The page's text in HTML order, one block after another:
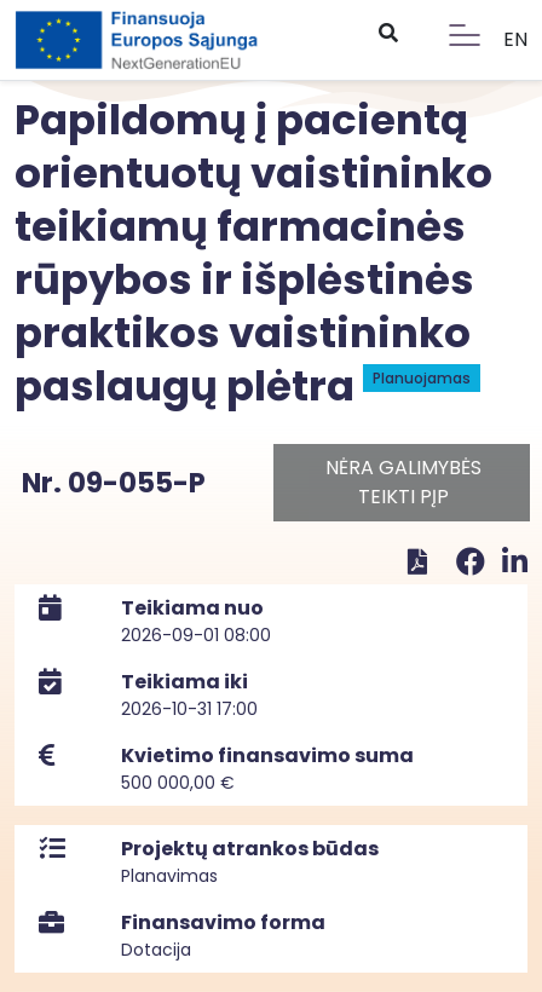
EN
Papildomų į pacientą
orientuotų vaistininko
teikiamų farmacinės
rūpybos ir išplėstinės
praktikos vaistininko
paslaugų plėtra
Planuojamas
Nr. 09-055-P
NĖRA GALIMYBĖS
TEIKTI PĮP
Teikiama nuo
2026-09-01 08:00
Teikiama iki
2026-10-31 17:00
Kvietimo finansavimo suma
500 000,00 €
Projektų atrankos būdas
Planavimas
Finansavimo forma
Dotacija